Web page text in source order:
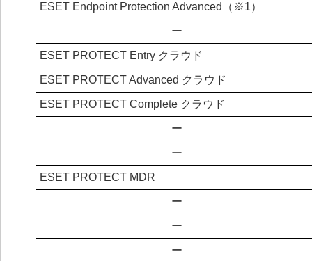
ESET Endpoint Protection Advanced（※1）
ー
ESET PROTECT Entry クラウド
ESET PROTECT Advanced クラウド
ESET PROTECT Complete クラウド
ー
ー
ESET PROTECT MDR
ー
ー
ー